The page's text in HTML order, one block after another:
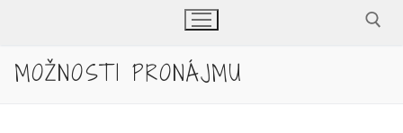
MOŽNOSTI PRONÁJMU